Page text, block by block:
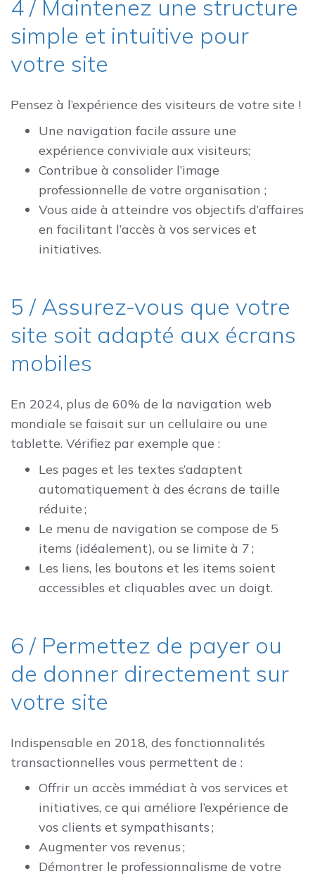
4 / Maintenez une structure
simple et intuitive pour
votre site
Pensez à l’expérience des visiteurs de votre site !
Une navigation facile assure une
expérience conviviale aux visiteurs;
Contribue à consolider l’image
professionnelle de votre organisation ;
Vous aide à atteindre vos objectifs d’affaires
en facilitant l’accès à vos services et
initiatives.
5 / Assurez-vous que votre
site soit adapté aux écrans
mobiles
En 2024, plus de 60% de la navigation web
mondiale se faisait sur un cellulaire ou une
tablette. Vérifiez par exemple que :
Les pages et les textes s’adaptent
automatiquement à des écrans de taille
réduite ;
Le menu de navigation se compose de 5
items (idéalement), ou se limite à 7 ;
Les liens, les boutons et les items soient
accessibles et cliquables avec un doigt.
6 / Permettez de payer ou
de donner directement sur
votre site
Indispensable en 2018, des fonctionnalités
transactionnelles vous permettent de :
Offrir un accès immédiat à vos services et
initiatives, ce qui améliore l’expérience de
vos clients et sympathisants ;
Augmenter vos revenus ;
Démontrer le professionnalisme de votre